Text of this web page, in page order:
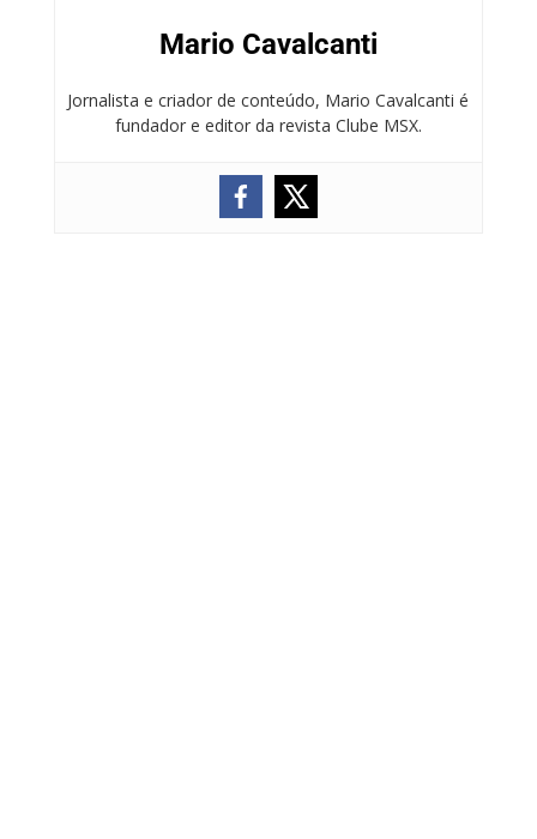
Mario Cavalcanti
Jornalista e criador de conteúdo, Mario Cavalcanti é
fundador e editor da revista Clube MSX.